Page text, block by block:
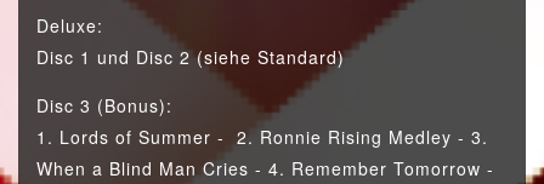
Deluxe:
Disc 1 und Disc 2 (siehe Standard)
Disc 3 (Bonus):
1. Lords of Summer - 2. Ronnie Rising Medley - 3.
When a Blind Man Cries - 4. Remember Tomorrow -